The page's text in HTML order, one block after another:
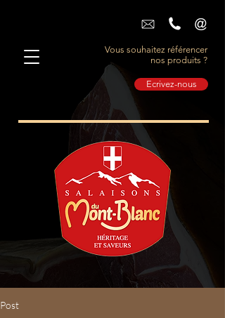
Vous souhaitez référencer
nos produits ?
Ecrivez-nous
Post